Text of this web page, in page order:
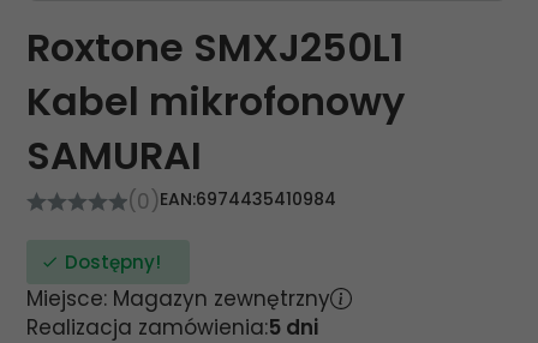
Roxtone SMXJ250L1
Kabel mikrofonowy
SAMURAI
(0)EAN:6974435410984
Dostępny!
Miejsce: Magazyn zewnętrzny
Realizacja zamówienia:5 dni